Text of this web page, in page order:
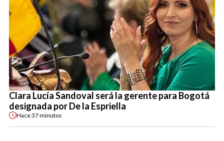
Clara Lucía Sandoval será la gerente para Bogotá
designada por De la Espriella
Hace37 minutos